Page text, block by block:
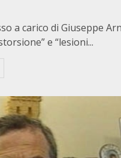
a carico di Giuseppe
e “lesioni...